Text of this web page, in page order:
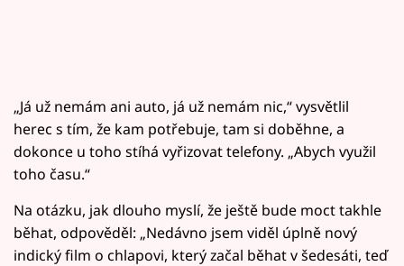
„Já už nemám ani auto, já už nemám nic,“ vysvětlil
herec s tím, že kam potřebuje, tam si doběhne, a
dokonce u toho stíhá vyřizovat telefony. „Abych využil
toho času.“
Na otázku, jak dlouho myslí, že ještě bude moct takhle
běhat, odpověděl: „Nedávno jsem viděl úplně nový
indický film o chlapovi, který začal běhat v šedesáti, teď